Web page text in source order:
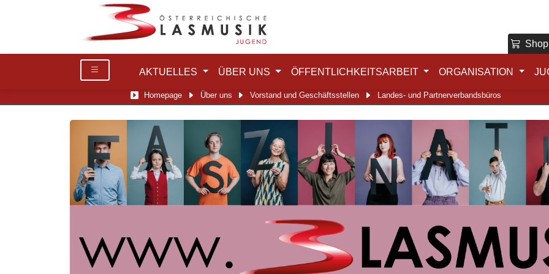
Shop
AKTUELLES ÜBER UNS ÖFFENTLICHKEITSARBEIT ORGANISATION
Homepage Über uns Vorstand und Geschäftsstellen Landes- und Partnerverbandsbüros